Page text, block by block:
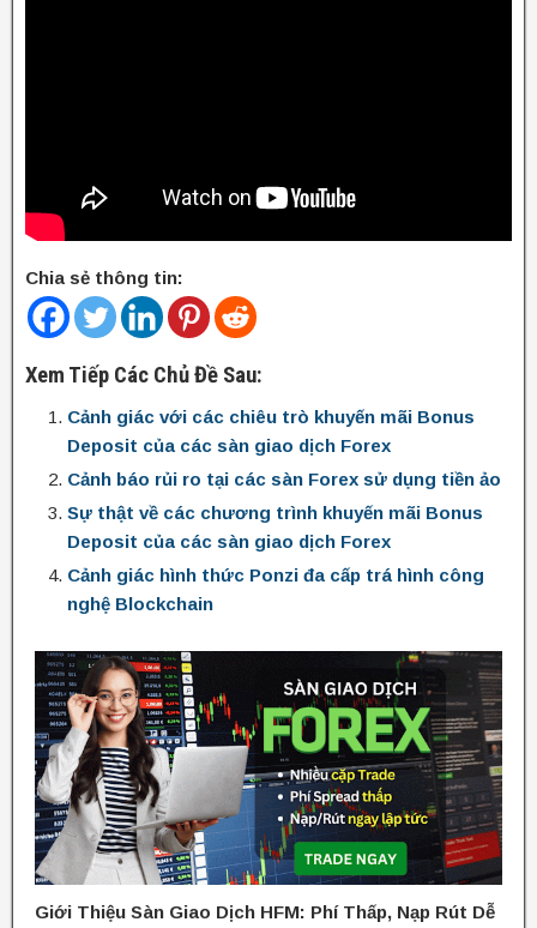
Chia sẻ thông tin:
Xem Tiếp Các Chủ Đề Sau:
Cảnh giác với các chiêu trò khuyến mãi Bonus
Deposit của các sàn giao dịch Forex
Cảnh báo rủi ro tại các sàn Forex sử dụng tiền ảo
Sự thật về các chương trình khuyến mãi Bonus
Deposit của các sàn giao dịch Forex
Cảnh giác hình thức Ponzi đa cấp trá hình công
nghệ Blockchain
Giới Thiệu Sàn Giao Dịch HFM: Phí Thấp, Nạp Rút Dễ